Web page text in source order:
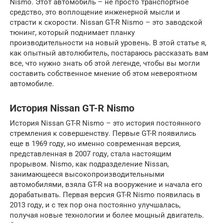
Nismo. Этот автомобиль – не просто транспортное
средство, это воплощение инженерной мысли и
страсти к скорости. Nissan GT-R Nismo – это заводской
тюнинг, который поднимает планку
производительности на новый уровень. В этой статье я,
как опытный автолюбитель, постараюсь рассказать вам
все, что нужно знать об этой легенде, чтобы вы могли
составить собственное мнение об этом невероятном
автомобиле.
История Nissan GT-R Nismo
История Nissan GT-R Nismo – это история постоянного
стремления к совершенству. Первые GT-R появились
еще в 1969 году, но именно современная версия,
представленная в 2007 году, стала настоящим
прорывом. Nismo, как подразделение Nissan,
занимающееся высокопроизводительными
автомобилями, взяла GT-R на вооружение и начала его
дорабатывать. Первая версия GT-R Nismo появилась в
2013 году, и с тех пор она постоянно улучшалась,
получая новые технологии и более мощный двигатель.